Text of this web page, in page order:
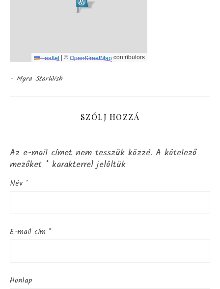
Leaflet | ©OpenStreetMapcontributors
- Myra StarWish
SZÓLJ HOZZÁ
Az e-mail címet nem tesszük közzé. A kötelező
mezőket * karakterrel jelöltük
Név *
E-mail cím *
Honlap